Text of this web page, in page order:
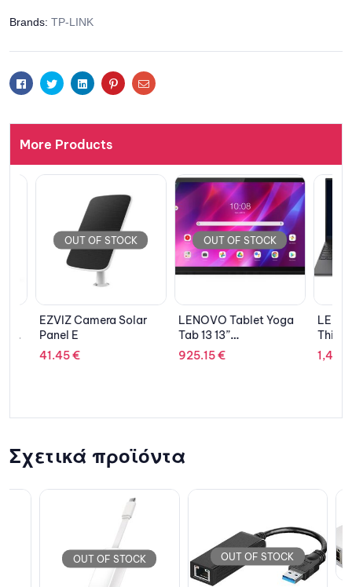
Brands: TP-LINK
FacebookTwitterLinkedinPinterestEmail
More Products
OUT OF STOCK
EZVIZ Camera Solar
Panel E
41.45€
OUT OF STOCK
LENOVO Tablet Yoga
Tab 13 13”
2K/Qualcomm
925.15€
WUXGA IPS/i7-
13700H/
Σχετικά προϊόντα
OUT OF STOCK OUT OF STOCK